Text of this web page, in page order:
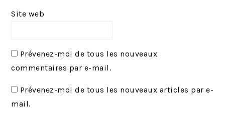
Site web
Prévenez-moi de tous les nouveaux
commentaires par e-mail.
Prévenez-moi de tous les nouveaux articles par e-
mail.